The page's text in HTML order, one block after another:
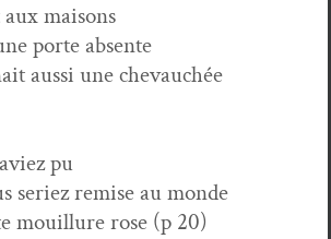
maisons
porte absente
aus­si une chevauchée
pu
seriez remise au monde
mouil­lure rose (p 20)